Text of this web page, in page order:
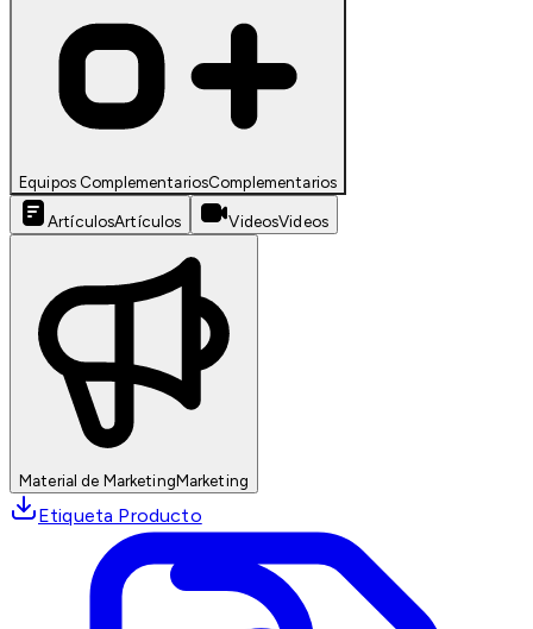
Equipos ComplementariosComplementarios
ArtículosArtículos VideosVideos
Material de MarketingMarketing
Etiqueta Producto